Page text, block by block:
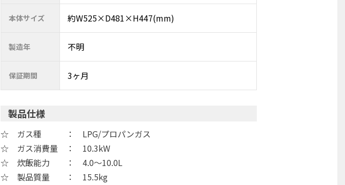
本体サイズ 約W525×D481×H447(mm)
製造年 不明
保証期間 3ヶ月
製品仕様
☆ ガス種 ： LPG/プロパンガス
☆ ガス消費量 ： 10.3kW
☆ 炊飯能力 ： 4.0～10.0L
☆ 製品質量 ： 15.5kg